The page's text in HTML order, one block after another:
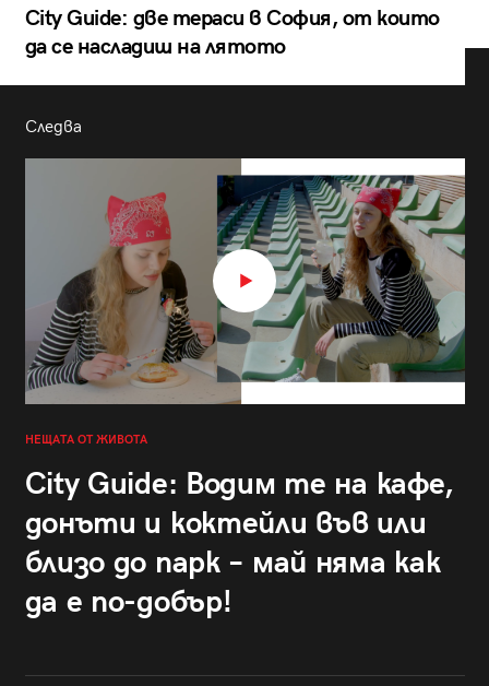
City Guide: две тераси в София, от които
да се насладиш на лятото
Следва
НЕЩАТА ОТ ЖИВОТА
City Guide: Водим те на кафе,
донъти и коктейли във или
близо до парк – май няма как
да е по-добър!